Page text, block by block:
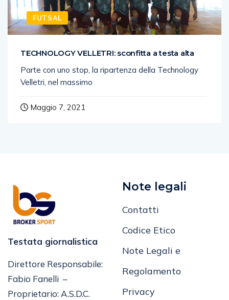
FUTSAL
TECHNOLOGY VELLETRI: sconfitta a testa alta
Parte con uno stop, la ripartenza della Technology
Velletri, nel massimo
Maggio 7, 2021
Testata giornalistica
Direttore Responsabile:
Fabio Fanelli –
Proprietario: A.S.D.C.
Note legali
Contatti
Codice Etico
Note Legali e
Regolamento
Privacy